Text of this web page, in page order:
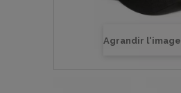
Agrandir l'image